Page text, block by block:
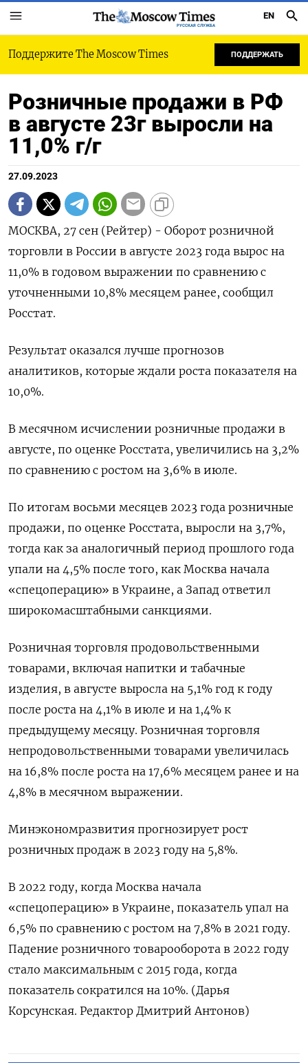
РУССКАЯ СЛУЖБА
EN
Поддержите The Moscow Times ПОДДЕРЖАТЬ
Розничные продажи в РФ
в августе 23г выросли на
11,0% г/г
27.09.2023
МОСКВА, 27 сен (Рейтер) - Оборот розничной
торговли в России в августе 2023 года вырос на
11,0% в годовом выражении по сравнению с
уточненными 10,8% месяцем ранее, сообщил
Росстат.
Результат оказался лучше прогнозов
аналитиков, которые ждали роста показателя на
10,0%.
В месячном исчислении розничные продажи в
августе, по оценке Росстата, увеличились на 3,2%
по сравнению с ростом на 3,6% в июле.
По итогам восьми месяцев 2023 года розничные
продажи, по оценке Росстата, выросли на 3,7%,
тогда как за аналогичный период прошлого года
упали на 4,5% после того, как Москва начала
«спецоперацию» в Украине, а Запад ответил
широкомасштабными санкциями.
Розничная торговля продовольственными
товарами, включая напитки и табачные
изделия, в августе выросла на 5,1% год к году
после роста на 4,1% в июле и на 1,4% к
предыдущему месяцу. Розничная торговля
непродовольственными товарами увеличилась
на 16,8% после роста на 17,6% месяцем ранее и на
4,8% в месячном выражении.
Минэкономразвития прогнозирует рост
розничных продаж в 2023 году на 5,8%.
В 2022 году, когда Москва начала
«спецоперацию» в Украине, показатель упал на
6,5% по сравнению с ростом на 7,8% в 2021 году.
Падение розничного товарооборота в 2022 году
стало максимальным с 2015 года, когда
показатель сократился на 10%. (Дарья
Корсунская. Редактор Дмитрий Антонов)